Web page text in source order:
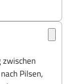
zwischen
Pilsen,